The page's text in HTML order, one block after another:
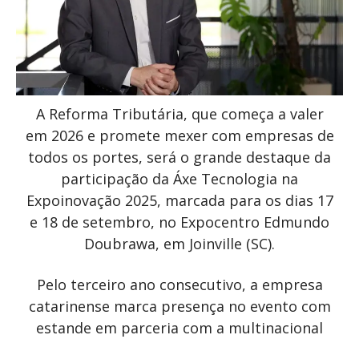
A Reforma Tributária, que começa a valer
em 2026 e promete mexer com empresas de
todos os portes, será o grande destaque da
participação da Áxe Tecnologia na
Expoinovação 2025, marcada para os dias 17
e 18 de setembro, no Expocentro Edmundo
Doubrawa, em Joinville (SC).
Pelo terceiro ano consecutivo, a empresa
catarinense marca presença no evento com
estande em parceria com a multinacional